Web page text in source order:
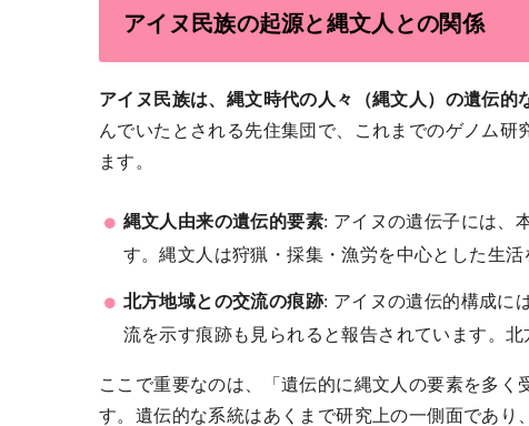
アイヌ民族の起源と縄文人との関係
アイヌ民族は、縄文時代の人々（縄文人）の遺伝的
んでいたとされる先住集団で、これまでのゲノム
ます。
縄文人由来の遺伝的要素: アイヌの遺伝子には、
す。縄文人は狩猟・採集・漁労を中心とした生
北方地域との交流の痕跡: アイヌの遺伝的構成に
流を示す痕跡も見られると報告されています。
ここで重要なのは、「遺伝的に縄文人の要素を多
す。遺伝的な系統はあくまで研究上の一側面であり